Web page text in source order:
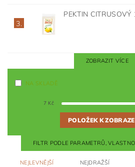
3.
PEKTIN
ZOBRAZIT VÍCE
NA SKLADĚ
7 Kč
POLOŽEK K
FILTR PODLE PARAMETRŮ,
NEJLEVNĚJŠÍ NEJDRAŽŠÍ